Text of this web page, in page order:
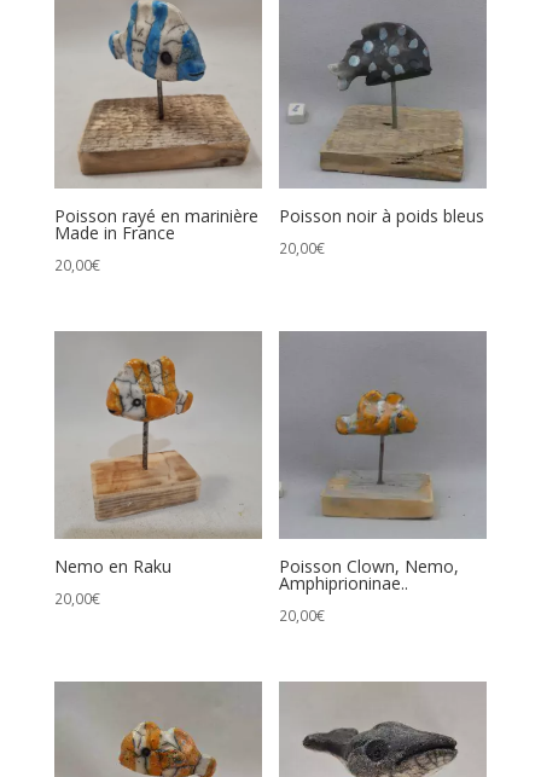
Poisson rayé en marinière
Made in France
20,00€
Poisson noir à poids bleus
20,00€
Nemo en Raku
20,00€
Poisson Clown, Nemo,
Amphiprioninae..
20,00€